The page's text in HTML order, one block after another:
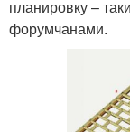
планировку –
форумчанами.